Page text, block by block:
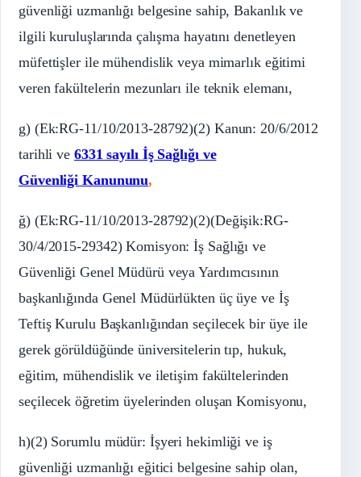
güvenliği uzmanlığı belgesine sahip, Bakanlık ve
ilgili kuruluşlarında çalışma hayatını denetleyen
müfettişler ile mühendislik veya mimarlık eğitimi
veren fakültelerin mezunları ile teknik elemanı,
g) (Ek:RG-11/10/2013-28792)(2) Kanun: 20/6/2012
tarihli ve 6331 sayılı İş Sağlığı ve
Güvenliği Kanununu,
ğ) (Ek:RG-11/10/2013-28792)(2)(Değişik:RG-
30/4/2015-29342) Komisyon: İş Sağlığı ve
Güvenliği Genel Müdürü veya Yardımcısının
başkanlığında Genel Müdürlükten üç üye ve İş
Teftiş Kurulu Başkanlığından seçilecek bir üye ile
gerek görüldüğünde üniversitelerin tıp, hukuk,
eğitim, mühendislik ve iletişim fakültelerinden
seçilecek öğretim üyelerinden oluşan Komisyonu,
h)(2) Sorumlu müdür: İşyeri hekimliği ve iş
güvenliği uzmanlığı eğitici belgesine sahip olan,